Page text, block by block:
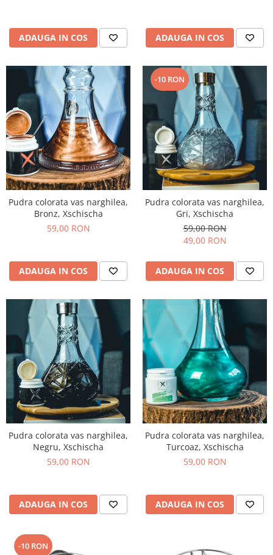
ADAUGA IN COS ADAUGA IN COS
Pudra colorata vas narghilea,
Bronz, Xschischa
59,00 RON
ADAUGA IN COS
-10 RON
Pudra colorata vas narghilea,
Gri, Xschischa
59,00 RON
49,00 RON
ADAUGA IN COS
Pudra colorata vas narghilea,
Negru, Xschischa
59,00 RON
ADAUGA IN COS
Pudra colorata vas narghilea,
Turcoaz, Xschischa
59,00 RON
ADAUGA IN COS
-10 RON